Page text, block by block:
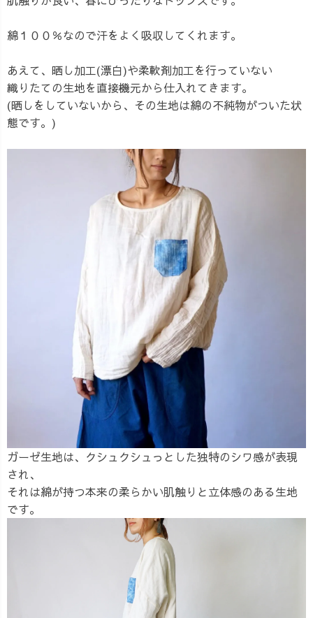
綿１００％なので汗をよく吸収してくれます。
あえて、晒し加工(漂白)や柔軟剤加工を行っていない
織りたての生地を直接機元から仕入れてきます。
(晒しをしていないから、その生地は綿の不純物がついた状
態です。)
ガーゼ生地は、クシュクシュっとした独特のシワ感が表現
され、
それは綿が持つ本来の柔らかい肌触りと立体感のある生地
です。